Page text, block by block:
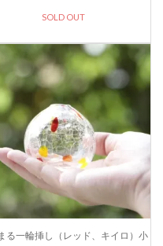
SOLD OUT
る一輪挿し（レッド、キイロ）小